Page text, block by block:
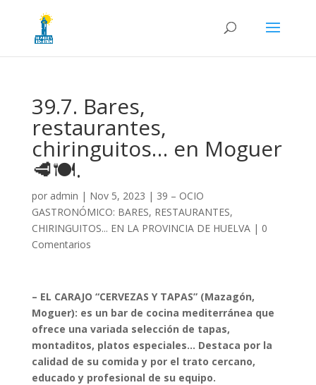
39.7. Bares,
restaurantes,
chiringuitos… en Moguer
🥩🍽️.
por admin | Nov 5, 2023 | 39 – OCIO
GASTRONÓMICO: BARES, RESTAURANTES,
CHIRINGUITOS... EN LA PROVINCIA DE HUELVA| 0
Comentarios
– EL CARAJO “CERVEZAS Y TAPAS” (Mazagón,
Moguer): es un bar de cocina mediterránea que
ofrece una variada selección de tapas,
montaditos, platos especiales… Destaca por la
calidad de su comida y por el trato cercano,
educado y profesional de su equipo.